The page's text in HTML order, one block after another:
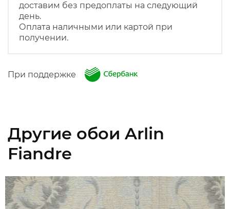
доставим без предоплаты на следующий
день.
Оплата наличными или картой при
получении.
При поддержке
Другие обои Arlin
Fiandre